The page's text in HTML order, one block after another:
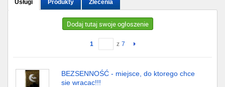
Usługi Produkty Zlecenia
Dodaj tutaj swoje ogłoszenie
1 z 7
BEZSENNOŚĆ - miejsce, do ktorego chce
sie wracac!!!
Katowice
Chorzów